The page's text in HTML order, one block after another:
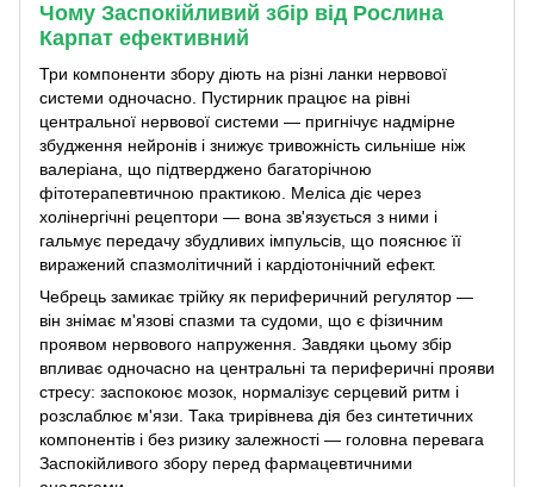
Чому Заспокійливий збір від Рослина
Карпат ефективний
Три компоненти збору діють на різні ланки нервової
системи одночасно. Пустирник працює на рівні
центральної нервової системи — пригнічує надмірне
збудження нейронів і знижує тривожність сильніше ніж
валеріана, що підтверджено багаторічною
фітотерапевтичною практикою. Меліса діє через
холінергічні рецептори — вона зв'язується з ними і
гальмує передачу збудливих імпульсів, що пояснює її
виражений спазмолітичний і кардіотонічний ефект.
Чебрець замикає трійку як периферичний регулятор —
він знімає м'язові спазми та судоми, що є фізичним
проявом нервового напруження. Завдяки цьому збір
впливає одночасно на центральні та периферичні прояви
стресу: заспокоює мозок, нормалізує серцевий ритм і
розслаблює м'язи. Така трирівнева дія без синтетичних
компонентів і без ризику залежності — головна перевага
Заспокійливого збору перед фармацевтичними